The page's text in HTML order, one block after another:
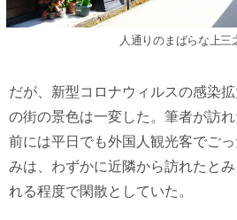
人通りのまばらな上三
だが、新型コロナウィルスの感染
の街の景色は一変した。筆者が訪
前には平日でも外国人観光客でご
みは、わずかに近隣から訪れたと
れる程度で閑散としていた。